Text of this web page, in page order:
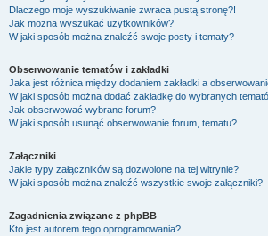
Dlaczego moje wyszukiwanie zwraca pustą stronę?!
Jak można wyszukać użytkowników?
W jaki sposób można znaleźć swoje posty i tematy?
Obserwowanie tematów i zakładki
Jaka jest różnica między dodaniem zakładki a
W jaki sposób można dodać zakładkę do wybranych
Jak obserwować wybrane forum?
W jaki sposób usunąć obserwowanie forum, tematu?
Załączniki
Jakie typy załączników są dozwolone na tej witrynie?
W jaki sposób można znaleźć wszystkie swoje załączniki?
Zagadnienia związane z phpBB
Kto jest autorem tego oprogramowania?